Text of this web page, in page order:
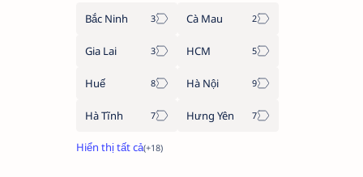
Bắc Ninh Cà Mau
Gia Lai HCM
Huế Hà Nội
Hà Tĩnh Hưng Yên